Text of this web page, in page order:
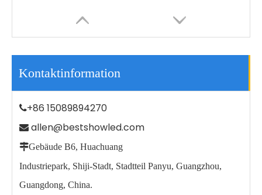
China Hersteller Aluminium IP65 wasserdichte LED-Straßenlaterne im Freien
Kontaktinformation
+86 15089894270
 allen@bestshowled.com
Gebäude B6, Huachuang
Industriepark, Shiji-Stadt, Stadtteil Panyu, Guangzhou,
Guangdong, China.